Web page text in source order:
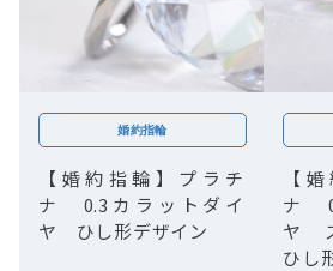
婚約指輪
【婚約指輪】プラチ
ナ 0.3カラットダイ
ヤ ひし形デザイン
【
ナ
ヤ
ひし